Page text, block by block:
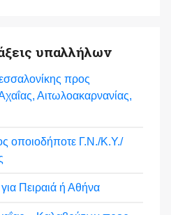
υπαλλήλων
προς
Αιτωλοακαρνανίας,
οποιοδήποτε Γ.Ν./Κ.Υ./
Πειραιά ή Αθήνα